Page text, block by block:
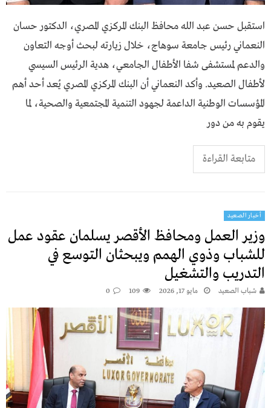
استقبل حسن عبد الله محافظ البنك المركزي المصري، الدكتور حسان
النعماني رئيس جامعة سوهاج، خلال زيارته لبحث أوجه التعاون
والدعم لمستشفى شفا الأطفال الجامعي، هدية الرئيس السيسي
لأطفال الصعيد. وأكد النعماني أن البنك المركزي المصري يُعد أحد أهم
المؤسسات الوطنية الداعمة لجهود التنمية المجتمعية والصحية، لما
يقوم به من دور
متابعة القراءة
أخبار الصعيد
وزير العمل ومحافظ الأقصر يسلمان عقود عمل
للشباب وذوي الهمم ويبحثان التوسع في
التدريب والتشغيل
شباب الصعيد مايو 17, 2026 109
0